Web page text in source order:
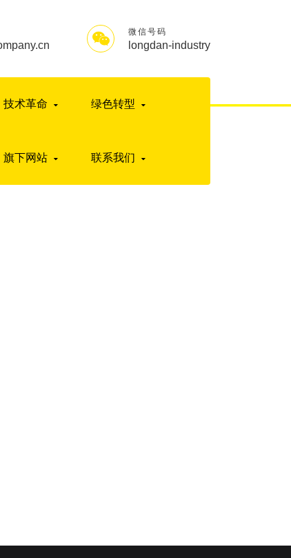
微信号码
longdan-industry
技术革命 绿色转型
旗下网站 联系我们